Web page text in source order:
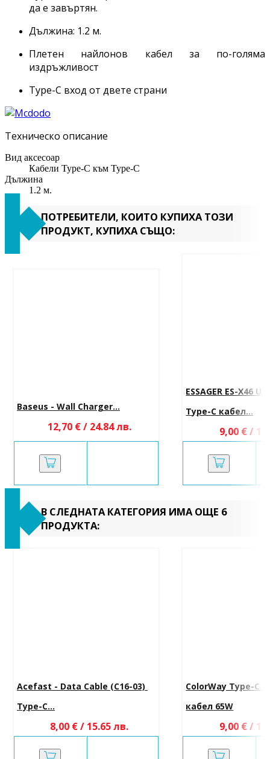
да е завъртян.
Дължина: 1.2 м.
Плетен найлонов кабел за по-голяма
издръжливост
Type-C вход от двете страни
Техническо описание
Вид аксесоар
Кабели Type-C към Type-C
Дължина
1.2 м.
ПОТРЕБИТЕЛИ, КОИТО КУПИХА ТОЗИ
ПРОДУКТ, КУПИХА СЪЩО:
Baseus - Wall Charger...
12,70 € / 24.84 лв.
ESSAGER ES-X46
Type-C кабел...
9,00 € /
В СЛЕДНАТА КАТЕГОРИЯ ИМА ОЩЕ 6
ПРОДУКТА:
Acefast - Data Cable (C16-03)
Type-C...
8,00 € / 15.65 лв.
ColorWay Type-C
кабел 65W
9,00 € /